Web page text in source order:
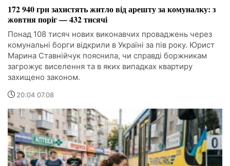
172 940 грн захистять житло від арешту за комуналку: з
жовтня поріг — 432 тисячі
Понад 108 тисяч нових виконавчих проваджень через
комунальні борги відкрили в Україні за пів року. Юрист
Марина Ставнійчук пояснила, чи справді боржникам
загрожує виселення та в яких випадках квартиру
захищено законом.
20:04 07.08